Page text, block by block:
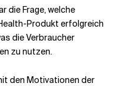
die Frage, welche
Produkt erfolgreich
die Verbraucher
zu nutzen.
den Motivationen der